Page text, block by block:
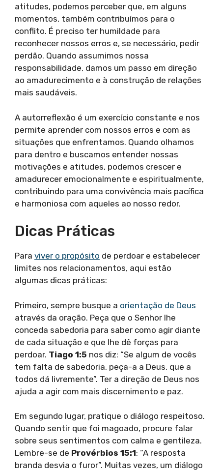
atitudes, podemos perceber que, em alguns
momentos, também contribuímos para o
conflito. É preciso ter humildade para
reconhecer nossos erros e, se necessário, pedir
perdão. Quando assumimos nossa
responsabilidade, damos um passo em direção
ao amadurecimento e à construção de relações
mais saudáveis.
A autorreflexão é um exercício constante e nos
permite aprender com nossos erros e com as
situações que enfrentamos. Quando olhamos
para dentro e buscamos entender nossas
motivações e atitudes, podemos crescer e
amadurecer emocionalmente e espiritualmente,
contribuindo para uma convivência mais pacífica
e harmoniosa com aqueles ao nosso redor.
Dicas Práticas
Para viver o propósito de perdoar e estabelecer
limites nos relacionamentos, aqui estão
algumas dicas práticas:
Primeiro, sempre busque a orientação de Deus
através da oração. Peça que o Senhor lhe
conceda sabedoria para saber como agir diante
de cada situação e que lhe dê forças para
perdoar. Tiago 1:5 nos diz: “Se algum de vocês
tem falta de sabedoria, peça-a a Deus, que a
todos dá livremente”. Ter a direção de Deus nos
ajuda a agir com mais discernimento e paz.
Em segundo lugar, pratique o diálogo respeitoso.
Quando sentir que foi magoado, procure falar
sobre seus sentimentos com calma e gentileza.
Lembre-se de Provérbios 15:1: “A resposta
branda desvia o furor”. Muitas vezes, um diálogo